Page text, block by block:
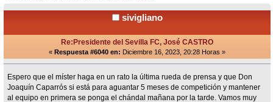
sivigliano
Re:Presidente del Sevilla FC, José CASTRO
« Respuesta #6040 en: Diciembre 16, 2023, 20:28 Horas »
Espero que el míster haga en un rato la última rueda de prensa y que Don
Joaquín Caparrós si está para aguantar 5 meses de competición y mantener
al equipo en primera se ponga el chándal mañana por la tarde. Vamos muy